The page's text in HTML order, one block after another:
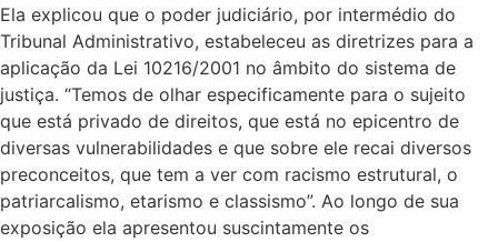
Ela explicou que o poder judiciário, por intermédio do
Tribunal Administrativo, estabeleceu as diretrizes para a
aplicação da Lei 10216/2001 no âmbito do sistema de
justiça. “Temos de olhar especificamente para o sujeito
que está privado de direitos, que está no epicentro de
diversas vulnerabilidades e que sobre ele recai diversos
preconceitos, que tem a ver com racismo estrutural, o
patriarcalismo, etarismo e classismo”. Ao longo de sua
exposição ela apresentou suscintamente os